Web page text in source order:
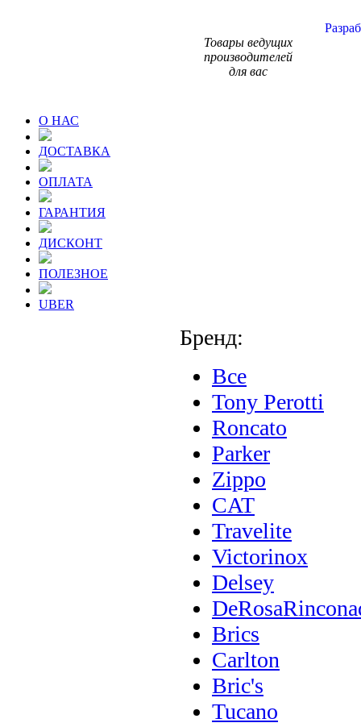
Товары ведущих
производителей
для вас
О НАС
ДОСТАВКА
ОПЛАТА
ГАРАНТИЯ
ДИСКОНТ
ПОЛЕЗНОЕ
UBER
Бренд:
Все
Tony Perotti
Roncato
Parker
Zippo
CAT
Travelite
Victorinox
Delsey
Brics
Carlton
Bric's
Tucano